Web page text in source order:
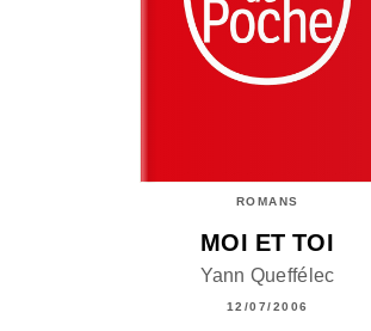
ROMANS
MOI ET TOI
Yann Queffélec
12/07/2006